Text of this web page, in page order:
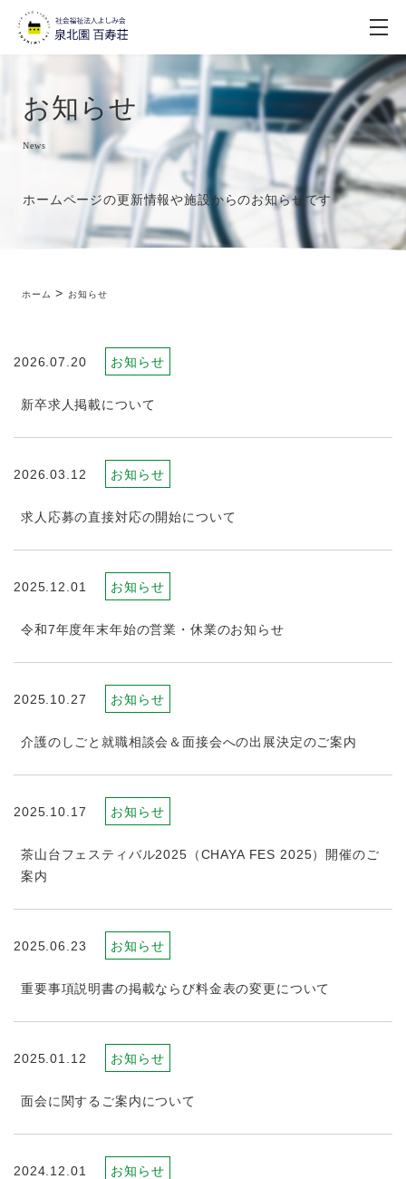
お知らせ
News
ホームページの更新情報や施設からのお知らせです
ホーム > お知らせ
2026.07.20 お知らせ
新卒求人掲載について
2026.03.12 お知らせ
求人応募の直接対応の開始について
2025.12.01 お知らせ
令和7年度年末年始の営業・休業のお知らせ
2025.10.27 お知らせ
介護のしごと就職相談会＆面接会への出展決定のご案内
2025.10.17 お知らせ
茶山台フェスティバル2025（CHAYA FES 2025）開催のご
案内
2025.06.23 お知らせ
重要事項説明書の掲載ならび料金表の変更について
2025.01.12 お知らせ
面会に関するご案内について
2024.12.01 お知らせ